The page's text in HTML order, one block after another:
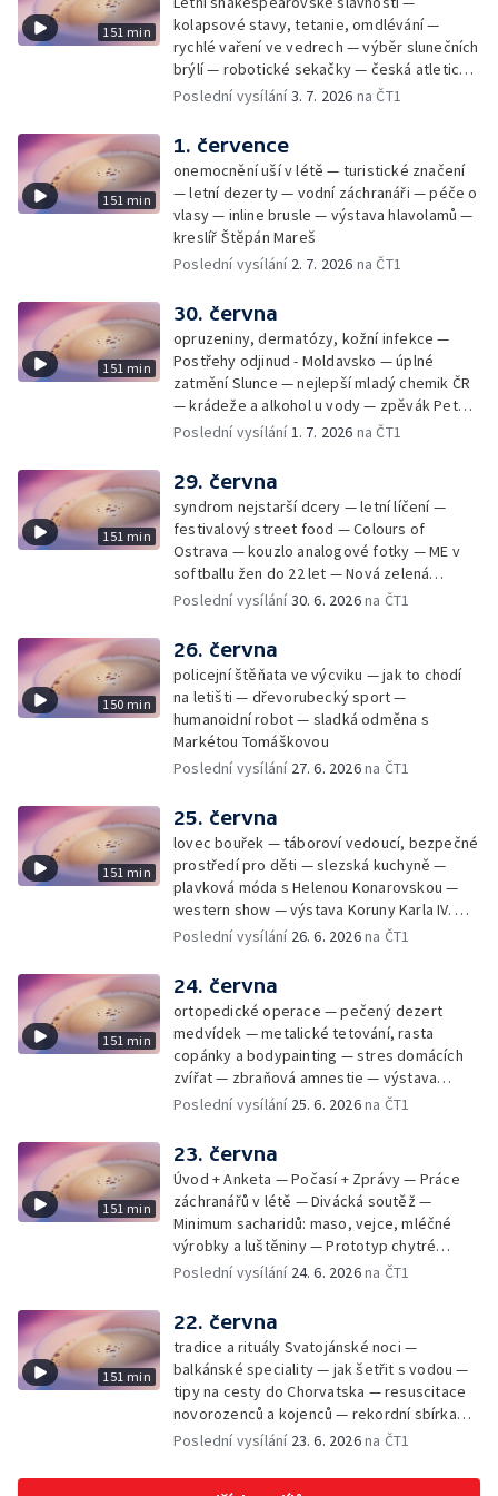
151 min
kolapsové stavy, tetanie, omdlévání —
rychlé vaření ve vedrech — výběr slunečních
brýlí — robotické sekačky — česká atletická
rekordmanka — psí seriál: výmarský
Poslední vysílání3. 7. 2026 na ČT1
151 min
1. července
onemocnění uší v létě — turistické značení
— letní dezerty — vodní záchranáři — péče o
vlasy — inline brusle — výstava hlavolamů —
kreslíř Štěpán Mareš
Poslední vysílání 2. 7. 2026 na ČT1
151 min
30. června
opruzeniny, dermatózy, kožní infekce —
Postřehy odjinud - Moldavsko — úplné
zatmění Slunce — nejlepší mladý chemik ČR
— krádeže a alkohol u vody — zpěvák Peter
Cmorik
Poslední vysílání1. 7. 2026 na ČT1
151 min
29. června
syndrom nejstarší dcery — letní líčení —
festivalový street food — Colours of
Ostrava — kouzlo analogové fotky — ME v
softballu žen do 22 let — Nová zelená
úsporám — Global Teacher Prize Czech
Poslední vysílání30. 6. 2026na ČT1
150 min
26. června
policejní štěňata ve výcviku — jak to chodí
na letišti — dřevorubecký sport —
humanoidní robot — sladká odměna s
Markétou Tomáškovou
Poslední vysílání 27. 6. 2026na ČT1
151 min
25. června
lovec bouřek — táboroví vedoucí, bezpečné
prostředí pro děti — slezská kuchyně —
plavková móda s Helenou Konarovskou —
western show — výstava Koruny Karla IV. —
mladý lezecký fenomén Josef Šindel
Poslední vysílání 26. 6. 2026na ČT1
151 min
24. června
ortopedické operace — pečený dezert
medvídek — metalické tetování, rasta
copánky a bodypainting — stres domácích
zvířat — zbraňová amnestie — výstava
mikrofotografií rostlin — fenomenální
Poslední vysílání 25. 6. 2026na ČT1
151 min
23. června
Úvod + Anketa — Počasí + Zprávy — Práce
záchranářů v létě — Divácká soutěž —
Minimum sacharidů: maso, vejce, mléčné
výrobky a luštěniny — Prototyp chytré
vložky do bot pro běžce — Anketa +
záchranářů v létě — Divácká soutěž —
Minimum sacharidů: maso, vejce, mléčné
výrobky a luštěniny — Jak se udržet v
kondici v létě bez posilovny — Prototyp
chytré vložky do bot pro běžce — Anketa +
aktuálně — Škola hrou — Upoutávka na další
vysílání — Počasí + Zprávy — Práce
Minimum sacharidů: maso, vejce, mléčné
Poslední vysílání 24. 6. 2026na ČT1
151 min
22. června
tradice a rituály Svatojánské noci —
balkánské speciality — jak šetřit s vodou —
tipy na cesty do Chorvatska — resuscitace
novorozenců a kojenců — rekordní sbírka
velkých modelů aut — výroba šperků se
Poslední vysílání 23. 6. 2026na ČT1